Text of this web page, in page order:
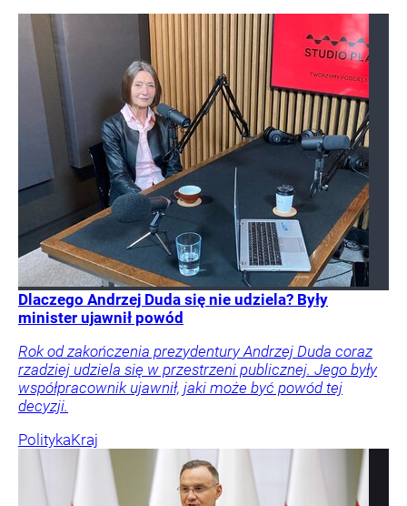
Dlaczego Andrzej Duda się nie udziela? Były
minister ujawnił powód
Rok od zakończenia prezydentury Andrzej Duda coraz
rzadziej udziela się w przestrzeni publicznej. Jego były
współpracownik ujawnił, jaki może być powód tej
decyzji.
PolitykaKraj